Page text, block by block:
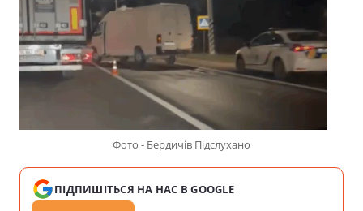
Фото - Бердичів Підслухано
ПІДПИШІТЬСЯ НА НАС В GOOGLE